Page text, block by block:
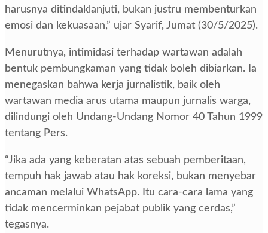
harusnya ditindaklanjuti, bukan justru membenturkan
emosi dan kekuasaan,” ujar Syarif, Jumat (30/5/2025).
Menurutnya, intimidasi terhadap wartawan adalah
bentuk pembungkaman yang tidak boleh dibiarkan. Ia
menegaskan bahwa kerja jurnalistik, baik oleh
wartawan media arus utama maupun jurnalis warga,
dilindungi oleh Undang-Undang Nomor 40 Tahun 1999
tentang Pers.
“Jika ada yang keberatan atas sebuah pemberitaan,
tempuh hak jawab atau hak koreksi, bukan menyebar
ancaman melalui WhatsApp. Itu cara-cara lama yang
tidak mencerminkan pejabat publik yang cerdas,”
tegasnya.